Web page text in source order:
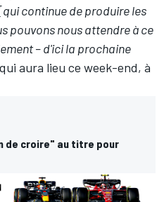
continue de produire les
pouvons nous attendre à ce
– d'ici la prochaine
aura lieu ce week-end, à
de croire" au titre pour